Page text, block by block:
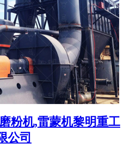
粉机,雷蒙机黎明重工
公司